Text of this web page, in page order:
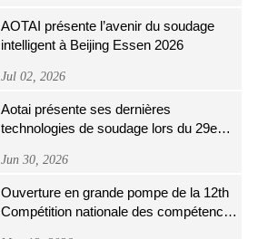
AOTAI présente l’avenir du soudage
intelligent à Beijing Essen 2026
Jul 02, 2026
Aotai présente ses dernières
technologies de soudage lors du 29e
»
Jun 30, 2026
Ouverture en grande pompe de la 12th
Compétition nationale des compétences